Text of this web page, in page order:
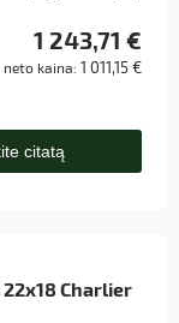
1 243,71 €
neto kaina: 1 011,15 €
citatą
Charlier